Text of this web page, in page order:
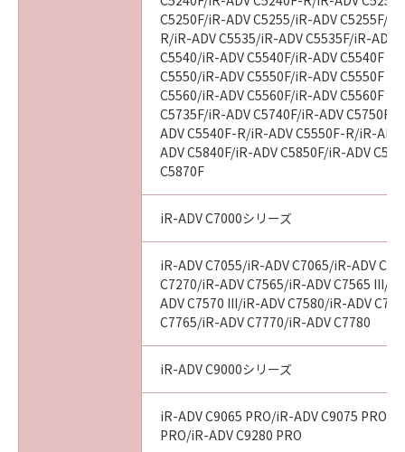
section shall be null and void with respect to
the jurisdiction of that court or tribunal and
all the remaining provisions hereof shall
remain in full force and effect.
11. ACKNOWLEDGEMENT
BY CLICKING THE BUTTON INDICATING
YOUR ACCEPTANCE AS STATED BELOW OR
INSTALLING THE SOFTWARE, YOU
ACKNOWLEDGE THAT YOU HAVE READ THIS
AGREEMENT, UNDERSTOOD IT, AND AGREE
TO BE BOUND BY ITS TERMS AND
CONDITIONS. YOU ALSO AGREE THAT THIS
AGREEMENT IS THE COMPLETE AND
EXCLUSIVE STATEMENT OF AGREEMENT
BETWEEN YOU AND CANON CONCERNING
THE SUBJECT MATTER HEREOF AND
SUPERSEDES ALL PROPOSALS OR PRIOR
AGREEMENTS, VERBAL OR WRITTEN, AND
ANY OTHER COMMUNICATIONS BETWEEN
C5250F/iR-ADV C5255/iR-ADV C5255F/
R/iR-ADV C5535/iR-ADV C5535F/iR-ADV
C5540/iR-ADV C5540F/iR-ADV C5540F
C5550/iR-ADV C5550F/iR-ADV C5550F
C5560/iR-ADV C5560F/iR-ADV C5560F
C5735F/iR-ADV C5740F/iR-ADV C5750F/
ADV C5540F-R/iR-ADV C5550F-R/iR-
ADV C5840F/iR-ADV C5850F/iR-ADV
C5870F
iR-ADV C7000シリーズ
iR-ADV C7055/iR-ADV C7065/iR-ADV
C7270/iR-ADV C7565/iR-ADV C7565 III/
ADV C7570 III/iR-ADV C7580/iR-ADV
C7765/iR-ADV C7770/iR-ADV C7780
iR-ADV C9000シリーズ
iR-ADV C9065 PRO/iR-ADV C9075 PRO/
PRO/iR-ADV C9280 PRO